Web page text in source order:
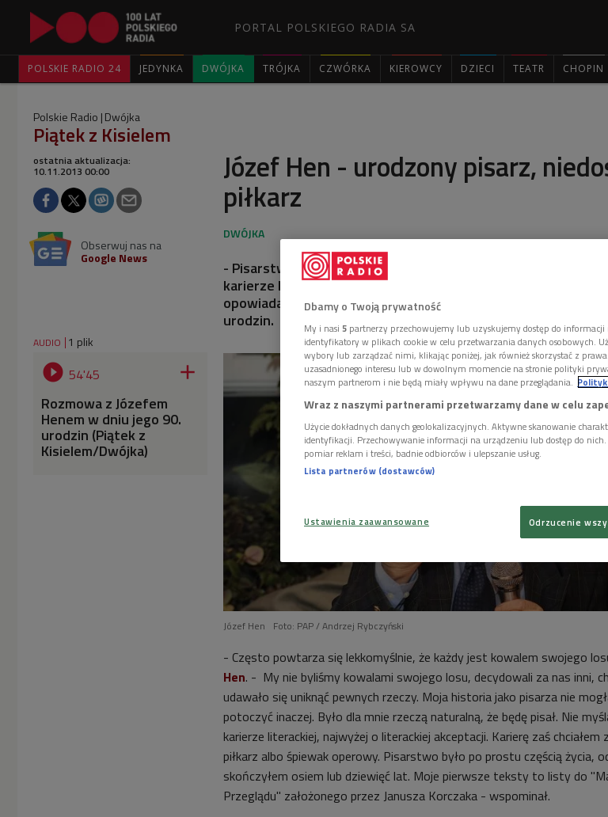
PORTAL POLSKIEGO RADIA SA
POLSKIE RADIO 24 JEDYNKA DWÓJKA TRÓJKA CZWÓRKA KIEROWCY DZIECI TEATR CHOPIN
Polskie Radio Dwójka
Piątek z Kisielem
Józef Hen - urodzony pisarz,
piłkarz
ostatnia aktualizacja:
10.11.2013 00:00
Obserwuj nas na
Google News
- Pisarstwo było dla mnie czymś zupełnie naturalnym. Nie
karierze literackiej, raczej o karierze piłkarza lub śpiewaka
opowiadał w Dwójce Józef Hen, z którym spotkaliśmy się w
urodzin.
AUDIO 1 plik
 54'45 
Rozmowa z Józefem
Henem w dniu jego 90.
urodzin (Piątek z
Kisielem/Dwójka)
Józef Hen Foto: PAP / Andrzej Rybczyński
- Często powtarza się lekkomyślnie, że każdy jest kowalem swojego
Hen. - My nie byliśmy kowalami swojego losu, decydowali za nas inni,
udawało się uniknąć pewnych rzeczy. Moja historia jako pisarza nie
potoczyć inaczej. Było dla mnie rzeczą naturalną, że będę pisał. Nie
karierze literackiej, najwyżej o literackiej akceptacji. Karierę zaś chciałem
piłkarz albo śpiewak operowy. Pisarstwo było po prostu częścią życia,
skończyłem osiem lub dziewięć lat. Moje pierwsze teksty to listy do
Przeglądu" założonego przez Janusza Korczaka - wspominał.
Dbamy o Twoją prywatność
My i nasi 5 partnerzy przechowujemy lub uzyskujemy dostęp do
identyfikatory w plikach cookie w celu przetwarzania danych osobowych.
wybory lub zarządzać nimi, klikając poniżej, jak również skorzystać z
uzasadnionego interesu lub w dowolnym momencie na stronie polityki
naszym partnerom i nie będą miały wpływu na dane przeglądania.
Wraz z naszymi partnerami przetwarzamy dane w celu
Użycie dokładnych danych geolokalizacyjnych. Aktywne skanowanie
identyfikacji. Przechowywanie informacji na urządzeniu lub dostęp do nich.
pomiar reklam i treści, badnie odbiorców i ulepszanie usług.
Lista partnerów (dostawców)
Ustawienia zaawansowane Odrzucenie